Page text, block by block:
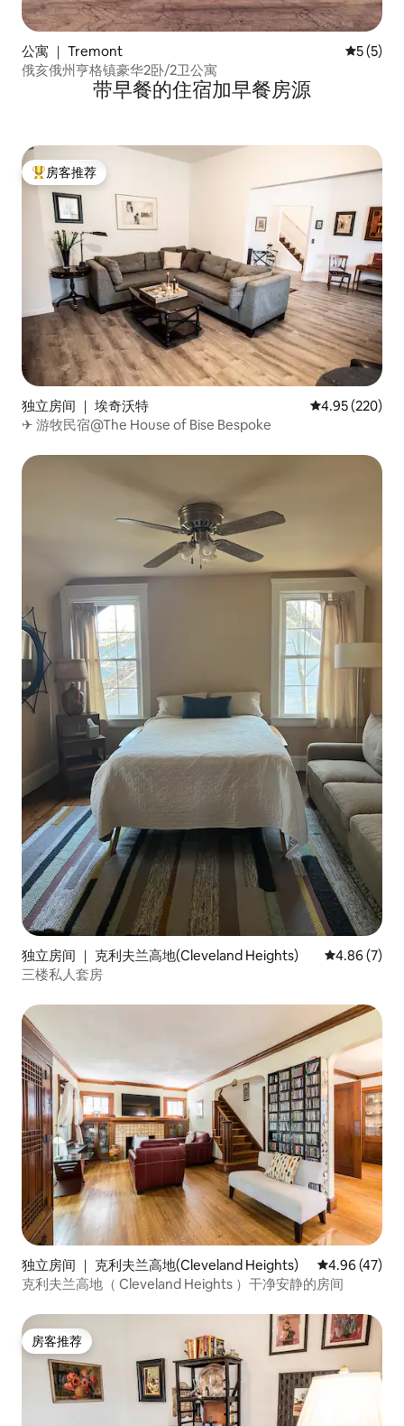
公寓 ｜ Tremont 平均评分
5 (5)
俄亥俄州亨格镇豪华2卧/2卫公寓
带早餐的住宿加早餐房源
热门「房客推荐」
房客推荐
独立房间 ｜ 埃奇沃特 平均评分 4.95
4.95 (220)
✈ 游牧民宿@The House of Bise Bespoke
独立房间 ｜ 克利夫兰高地(Cleveland Heights) 平均评分
4.86 (7)
三楼私人套房
独立房间 ｜ 克利夫兰高地(Cleveland Heights) 平均评分
4.96 (47)
克利夫兰高地（ Cleveland Heights ）干净安静的房间
房客推荐
房客推荐